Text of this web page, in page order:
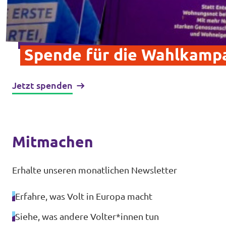
Spende für die
Jetzt spenden
Mitmachen
Erhalte unseren monatlichen Newsletter
Erfahre, was Volt in Europa macht
Siehe, was andere Volter*innen tun